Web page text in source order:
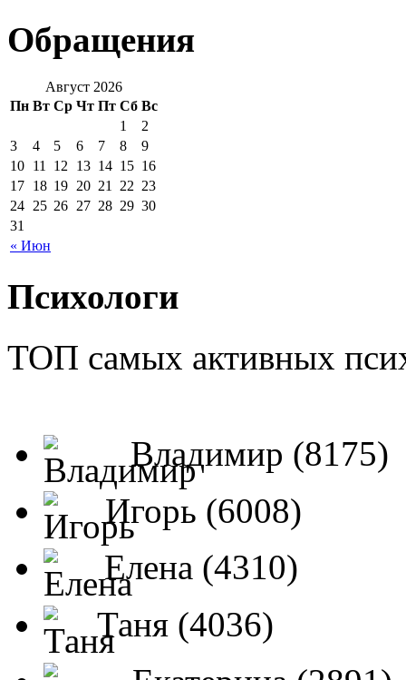
Обращения
Август 2026
Пн Вт Ср Чт Пт Сб Вс
« Июн
1
2
3
4 5 6 7 8
9
10 11 12 13 14 15 16
17 18 19 20 21 22 23
24 25 26 27 28 29 30
31
Психологи
ТОП самых активных
Владимир (8175)
Игорь (6008)
Елена (4310)
Таня (4036)